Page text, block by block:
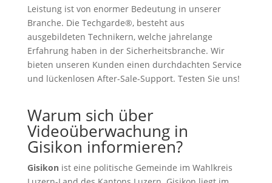
Leistung ist von enormer Bedeutung in unserer
Branche. Die Techgarde®, besteht aus
ausgebildeten Technikern, welche jahrelange
Erfahrung haben in der Sicherheitsbranche. Wir
bieten unseren Kunden einen durchdachten Service
und lückenlosen After-Sale-Support. Testen Sie uns!
Warum sich über
Videoüberwachung in
Gisikon informieren?
Gisikonist eine politische Gemeinde im Wahlkreis